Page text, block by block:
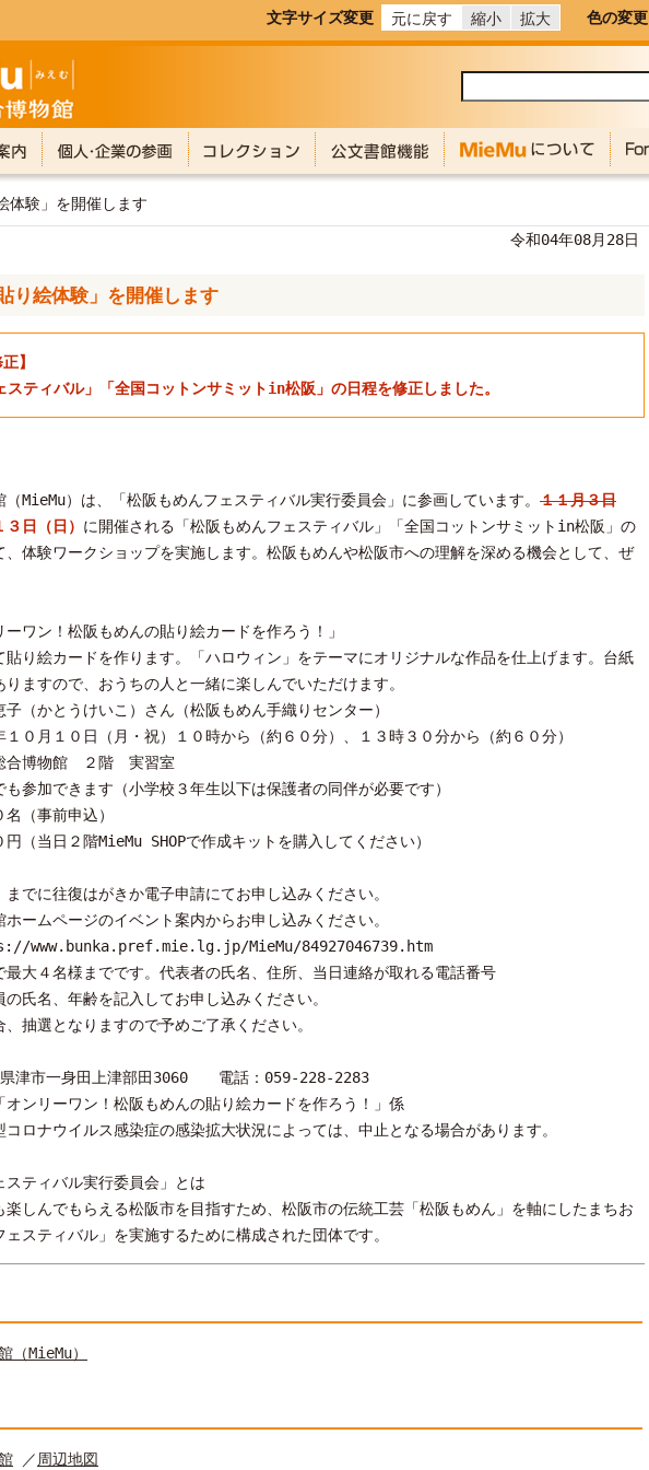
文字サイズ変更 元に戻す 縮小 拡大 色の変更
体験」を開催します
令和04年08月28日
り絵体験」を開催します
】
スティバル」「全国コットンサミットin松阪」の日程を修正しました。
MieMu）は、「松阪もめんフェスティバル実行委員会」に参画しています。 １１月３日
３日（日） に開催される「松阪もめんフェスティバル」「全国コットンサミットin松阪」の
、体験ワークショップを実施します。松阪もめんや松阪市への理解を深める機会として、ぜ
ワン！松阪もめんの貼り絵カードを作ろう！」
貼り絵カードを作ります。「ハロウィン」をテーマにオリジナルな作品を仕上げます。台紙
ますので、おうちの人と一緒に楽しんでいただけます。
かとうけいこ）さん（松阪もめん手織りセンター）
０月１０日（月・祝）１０時から（約６０分）、１３時３０分から（約６０分）
合博物館 ２階 実習室
参加できます（小学校３年生以下は保護者の同伴が必要です）
（事前申込）
（当日２階MieMu SHOPで作成キットを購入してください）
でに往復はがきか電子申請にてお申し込みください。
ームページのイベント案内からお申し込みください。
www.bunka.pref.mie.lg.jp/MieMu/84927046739.htm
大４名様までです。代表者の氏名、住所、当日連絡が取れる電話番号
氏名、年齢を記入してお申し込みください。
抽選となりますので予めご了承ください。
津市一身田上津部田3060 電話：059-228-2283
オンリーワン！松阪もめんの貼り絵カードを作ろう！」係
ロナウイルス感染症の感染拡大状況によっては、中止となる場合があります。
ティバル実行委員会」とは
楽しんでもらえる松阪市を目指すため、松阪市の伝統工芸「松阪もめん」を軸にしたまちお
ェスティバル」を実施するために構成された団体です。
（MieMu）
／周辺地図